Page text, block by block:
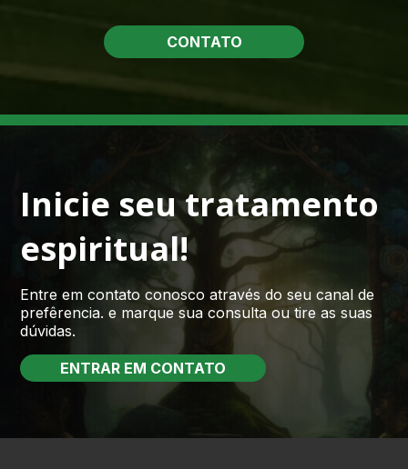
CONTATO
Inicie seu tratamento
espiritual!
Entre em contato conosco através do seu canal de
prefêrencia. e marque sua consulta ou tire as suas
dúvidas.
ENTRAR EM CONTATO